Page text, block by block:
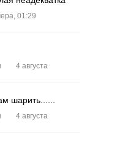
01:29
4 августа
шарить......
4 августа